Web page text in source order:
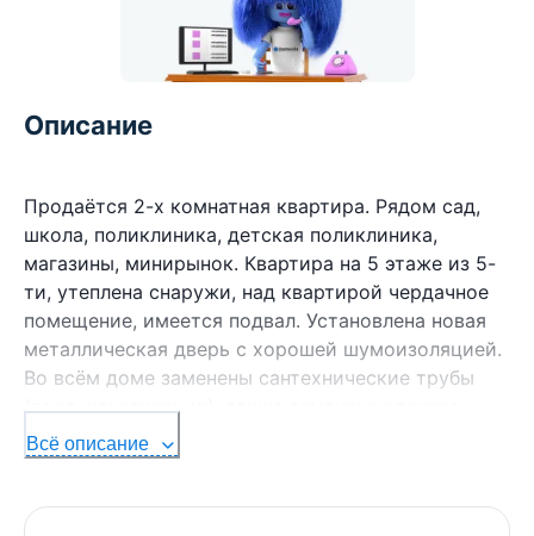
Описание
Продаётся 2-х комнатная квартира. Рядом сад,
школа, поликлиника, детская поликлиника,
магазины, минирынок. Квартира на 5 этаже из 5-
ти, утеплена снаружи, над квартирой чердачное
помещение, имеется подвал. Установлена новая
металлическая дверь с хорошей шумоизоляцией.
Во всём доме заменены сантехнические трубы
(вода, канализация), также заменена электро-
проводка (медная) и счётчики. Все вопросы по
телефону. Торг реальному покупателю!
Всё описание